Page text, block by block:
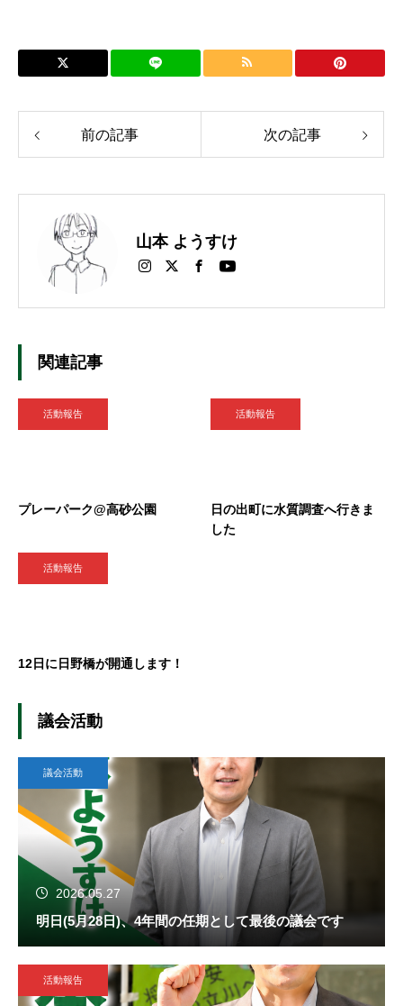
前の記事 次の記事
山本 ようすけ
関連記事
活動報告
プレーパーク@高砂公園
活動報告
日の出町に水質調査へ行きま
した
活動報告
12日に日野橋が開通します！
議会活動
議会活動
2026.05.27
明日(5月28日)、4年間の任期として最後の議会です
活動報告